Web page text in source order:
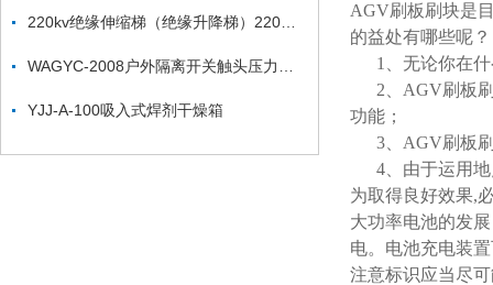
YJJ-A-100吸入式焊剂干燥箱
AGV刷板刷块是
的益处有哪些呢？
1、无论你在什
2、AGV刷板刷
功能；
3、AGV刷板刷
4、由于运用地
为取得良好效果,
大功率电池的发
电。电池充电装
注意标识应当尽